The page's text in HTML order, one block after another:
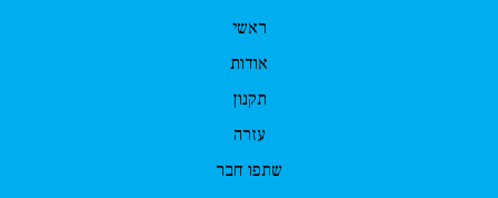
ראשי
אודות
תקנון
עזרה
שתפו חבר